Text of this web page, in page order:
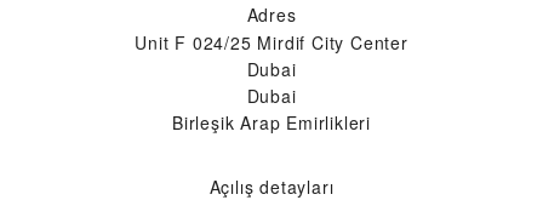
Adres
Unit F 024/25 Mirdif City Center
Dubai
Dubai
Birleşik Arap Emirlikleri
Açılış detayları